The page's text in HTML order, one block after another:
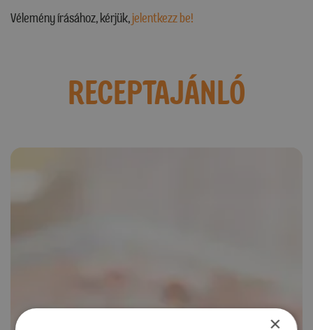
Vélemény írásához, kérjük,jelentkezz be!
RECEPTAJÁNLÓ
×